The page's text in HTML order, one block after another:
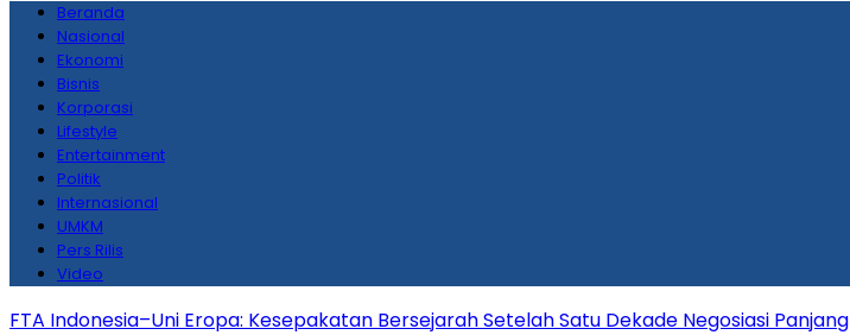
Beranda
Nasional
Ekonomi
Bisnis
Korporasi
Lifestyle
Entertainment
Politik
Internasional
UMKM
Pers Rilis
Video
FTA Indonesia–Uni Eropa: Kesepakatan Bersejarah Setelah Satu Dekade Negosiasi Panjang